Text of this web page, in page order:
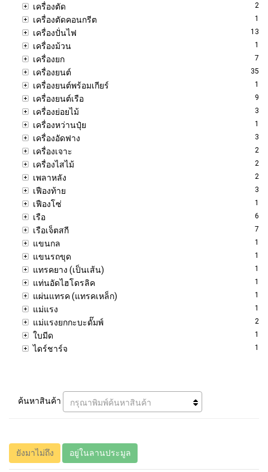
เครื่องตัด 2
เครื่องตัดคอนกรีต 1
เครื่องปั่นไฟ 13
เครื่องม้วน 1
เครื่องยก 7
เครื่องยนต์ 35
เครื่องยนต์พร้อมเกียร์ 1
เครื่องยนต์เรือ 9
เครื่องย่อยไม้ 3
เครื่องหว่านปุ๋ย 1
เครื่องอัดฟาง 3
เครื่องเจาะ 2
เครื่องไสไม้ 2
เพลาหลัง 2
เฟืองท้าย 3
เฟืองโซ่ 1
เรือ 6
เรือเจ็ตสกี 7
แขนกล 1
แขนรถขุด 1
แทรคยาง (เป็นเส้น) 1
แท่นอัดไฮโดรลิค 1
แผ่นแทรค (แทรคเหล็ก) 1
แม่แรง 1
แม่แรงยกกะบะดั๊มพ์ 2
ใบมีด 1
ไดร์ชาร์จ 1
ค้นหาสินค้า กรุณาพิมพ์ค้นหาสินค้า
ยังมาไม่ถึง อยู่ในลานประมูล